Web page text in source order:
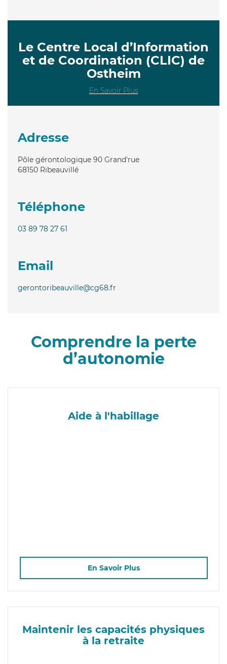
Le Centre Local d’Information
et de Coordination (CLIC) de
Ostheim
En Savoir Plus
Adresse
Pôle gérontologique 90 Grand'rue
68150 Ribeauvillé
Téléphone
03 89 78 27 61
Email
gerontoribeauville@cg68.fr
Comprendre la perte
d’autonomie
Aide à l'habillage
En Savoir Plus
Maintenir les capacités physiques
à la retraite